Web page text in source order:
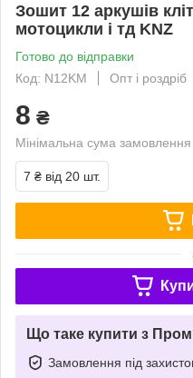
Зошит 12 аркушів
мотоцикли і тд KNZ
Готово до відправки
Код: N12KM
Опт і роздріб
8 ₴
Мінімальна сума
7 ₴ від 20 шт.
Що таке купити з
Замовлення під